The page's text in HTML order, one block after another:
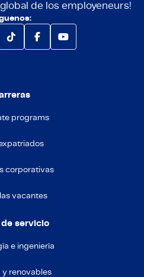
de los employeneurs!
programs
corporativas
las vacantes
de servicio
e ingeniería
y renovables